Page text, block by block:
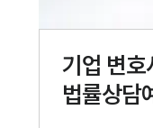
기업 변호
법률상담